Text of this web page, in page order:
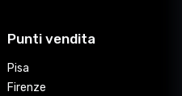
Punti vendita
Pisa
Firenze